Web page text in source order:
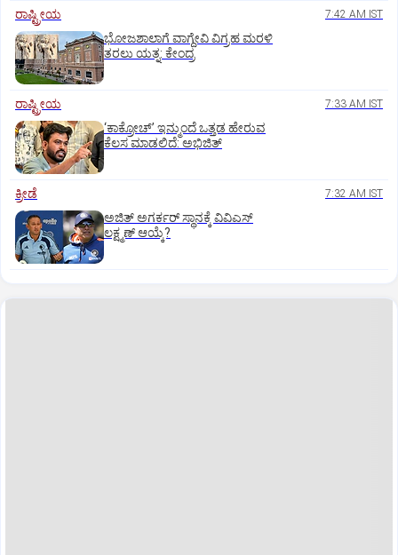
ರಾಷ್ಟ್ರೀಯ 7:42 AM IST
ಭೋಜಶಾಲಾಗೆ ವಾಗ್ದೇವಿ ವಿಗ್ರಹ ಮರಳಿ
ತರಲು ಯತ್ನ: ಕೇಂದ್ರ
ರಾಷ್ಟ್ರೀಯ 7:33 AM IST
‘ಕಾಕ್ರೋಚ್’ ಇನ್ಮುಂದೆ ಒತ್ತಡ ಹೇರುವ
ಕೆಲಸ ಮಾಡಲಿದೆ: ಅಭಿಜಿತ್
ಕ್ರೀಡೆ 7:32 AM IST
ಅಜಿತ್‌ ಅಗರ್ಕರ್‌ ಸ್ಥಾನಕ್ಕೆ ವಿವಿಎಸ್‌
ಲಕ್ಷ್ಮಣ್‌ ಆಯ್ಕೆ?